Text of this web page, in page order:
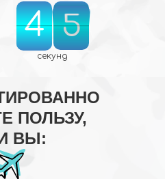
5
4
4
5 5
4
4
5
секунд
ПОЛЬЗУ,
ВЫ: